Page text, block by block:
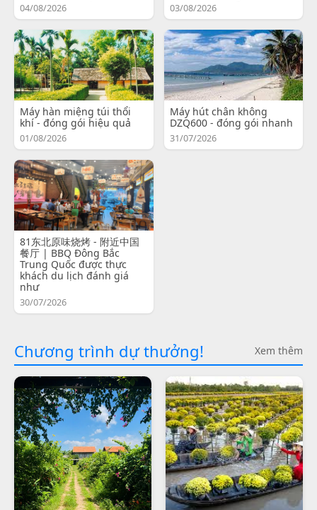
04/08/2026 03/08/2026
Máy hàn miệng túi thổi
khí - đóng gói hiệu quả
01/08/2026
Máy hút chân không
DZQ600 - đóng gói nhanh
31/07/2026
81东北原味烧烤 - 附近中国
餐厅 | BBQ Đông Bắc
Trung Quốc được thực
khách du lịch đánh giá
như
30/07/2026
Chương trình dự thưởng! Xem thêm